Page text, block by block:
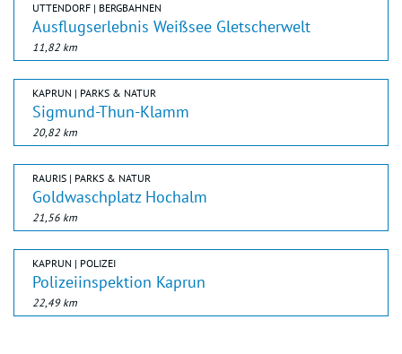
UTTENDORF | BERGBAHNEN
Ausflugserlebnis Weißsee Gletscherwelt
11,82 km
KAPRUN | PARKS & NATUR
Sigmund-Thun-Klamm
20,82 km
RAURIS | PARKS & NATUR
Goldwaschplatz Hochalm
21,56 km
KAPRUN | POLIZEI
Polizeiinspektion Kaprun
22,49 km